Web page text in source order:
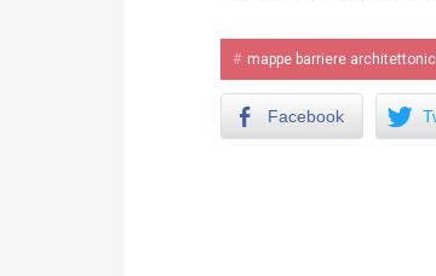
mappe barriere
Facebook